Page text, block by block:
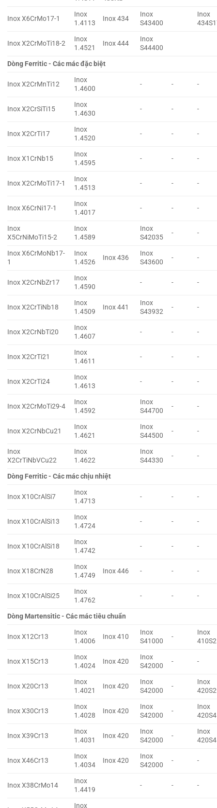
Inox X6CrMo17-1
Inox
1.4113
Inox 434
Inox
S43400
Inox
Inox X2CrMoTi18-2
Inox
1.4521
Inox 444
Inox
S44400
Dòng Ferritic - Các mác đặc biệt
Inox X2CrMnTi12
Inox
1.4600
- - -
Inox X2CrSiTi15
Inox
1.4630
- - -
Inox X2CrTi17
Inox
1.4520
- - -
Inox X1CrNb15
Inox
1.4595
- - -
Inox X2CrMoTi17-1
Inox
1.4513
- - -
Inox X6CrNi17-1
Inox
1.4017
- - -
Inox
X5CrNiMoTi15-2
Inox
1.4589
Inox
S42035
- -
Inox X6CrMoNb17-
1
Inox
1.4526
Inox 436
Inox
S43600
- -
Inox X2CrNbZr17
Inox
1.4590
- - -
Inox X2CrTiNb18
Inox
1.4509
Inox 441
Inox
S43932
- -
Inox X2CrNbTi20
Inox
1.4607
- - -
Inox X2CrTi21
Inox
1.4611
- - -
Inox X2CrTi24
Inox
1.4613
- - -
Inox X2CrMoTi29-4
Inox
1.4592
Inox
S44700
- -
Inox X2CrNbCu21
Inox
1.4621
Inox
S44500
- -
Inox
X2CrTiNbVCu22
Inox
1.4622
Inox
S44330
- -
Dòng Ferritic - Các mác chịu nhiệt
Inox X10CrAlSi7
Inox
1.4713
- - -
Inox X10CrAlSi13
Inox
1.4724
- - -
Inox X10CrAlSi18
Inox
1.4742
- - -
Inox X18CrN28
Inox
1.4749
Inox 446 - - -
Inox X10CrAlSi25
Inox
1.4762
- - -
Dòng Martensitic - Các mác tiêu chuẩn
Inox X12Cr13
Inox
1.4006
Inox 410
Inox
S41000
-
Inox
Inox X15Cr13
Inox
1.4024
Inox 420
Inox
S42000
- -
Inox X20Cr13
Inox
1.4021
Inox 420
Inox
S42000
-
Inox
Inox X30Cr13
Inox
1.4028
Inox 420
Inox
S42000
-
Inox
Inox X39Cr13
Inox
1.4031
Inox 420
Inox
S42000
-
Inox
Inox X46Cr13
Inox
1.4034
Inox 420
Inox
S42000
- -
Inox X38CrMo14
Inox
1.4419
- - -
Inox